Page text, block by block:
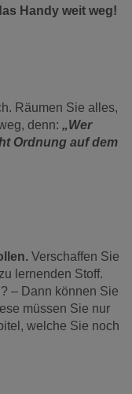
Handy weit weg!
Räumen Sie alles,
denn: „Wer
Ordnung auf dem
Verschaffen Sie
lernenden Stoff.
– Dann können Sie
müssen Sie nur
welche Sie noch